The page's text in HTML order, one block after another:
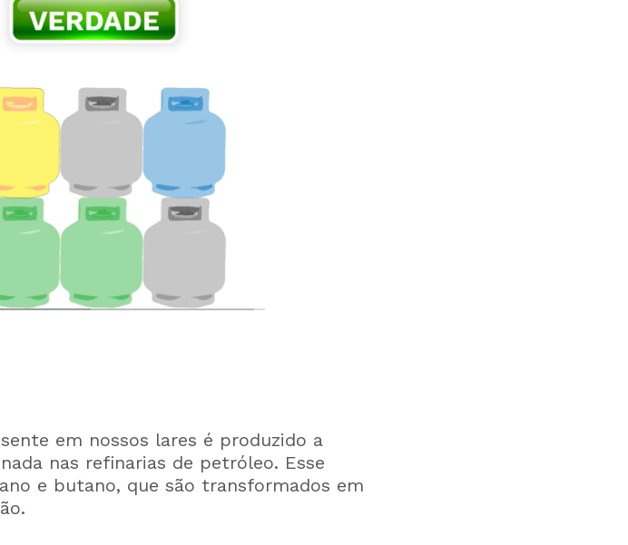
em nossos lares é produzido a
nas refinarias de petróleo. Esse
e butano, que são transformados em